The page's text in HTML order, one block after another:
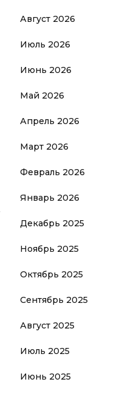
Август 2026
Июль 2026
Июнь 2026
Май 2026
Апрель 2026
Март 2026
Февраль 2026
Январь 2026
Декабрь 2025
Ноябрь 2025
Октябрь 2025
Сентябрь 2025
Август 2025
Июль 2025
Июнь 2025